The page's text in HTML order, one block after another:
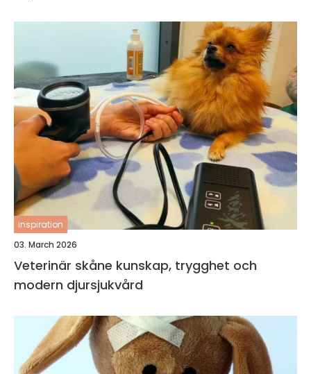
inspiration
03. March 2026
Veterinär skåne kunskap, trygghet och
modern djursjukvård